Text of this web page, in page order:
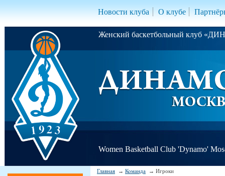
Новости клуба О клубе
Женский баскетбольный клуб
Women Basketball Club 'Dynamo'
Главная Команда Игроки